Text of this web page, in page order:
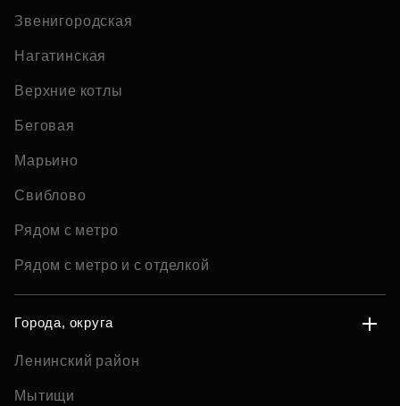
Звенигородская
Нагатинская
Верхние котлы
Беговая
Марьино
Свиблово
Рядом с метро
Рядом с метро и с отделкой
Города, округа
Ленинский район
Мытищи